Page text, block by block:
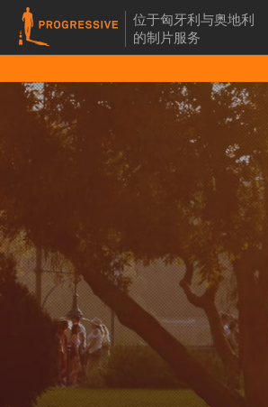
位于匈牙利与奥地利
的制片服务